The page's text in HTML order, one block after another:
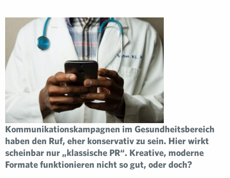
Kommunikationskampagnen im Gesundheitsbereich
haben den Ruf, eher konservativ zu sein. Hier wirkt
scheinbar nur „klassische PR“. Kreative, moderne
Formate funktionieren nicht so gut, oder doch?